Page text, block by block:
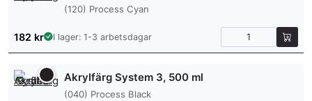
(120) Process Cyan
182 kr I lager: 1-3 arbetsdagar
Akrylfärg System 3, 500 ml
(040) Process Black